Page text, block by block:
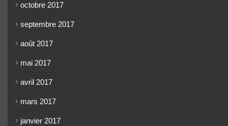
octobre 2017
septembre 2017
août 2017
mai 2017
avril 2017
mars 2017
janvier 2017